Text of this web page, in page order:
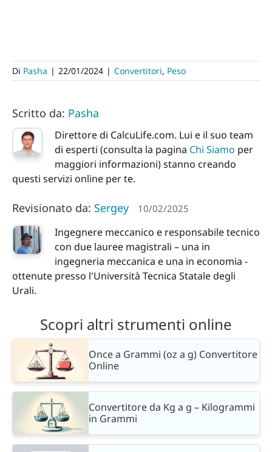
Di Pasha | 22/01/2024 | Convertitori, Peso
Scritto da: Pasha
Direttore di CalcuLife.com. Lui e il suo team
di esperti (consulta la pagina Chi Siamo per
maggiori informazioni) stanno creando
questi servizi online per te.
Revisionato da: Sergey 10/02/2025
Ingegnere meccanico e responsabile tecnico
con due lauree magistrali – una in
ingegneria meccanica e una in economia -
ottenute presso l'Università Tecnica Statale degli
Urali.
Scopri altri strumenti online
Once a Grammi (oz a g) Convertitore
Online
Convertitore da Kg a g – Kilogrammi
in Grammi